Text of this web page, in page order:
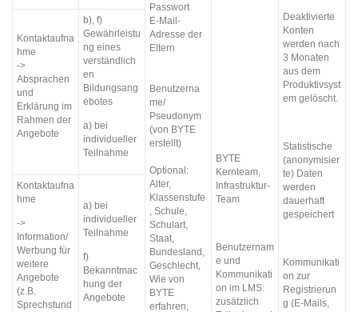
Passwort
E-Mail-
Adresse der
Eltern
Benutzerna
me/
Pseudonym
(von BYTE
erstellt)
Optional:
Alter,
Klassenstufe
, Schule,
Schulart,
Staat,
Bundesland,
Geschlecht,
Wie von
BYTE
erfahren,
BYTE
Kernteam,
Infrastruktur-
Team
Benutzernam
e und
Kommunikati
on im LMS:
zusätzlich
Deaktivierte
Konten
werden nach
3 Monaten
aus dem
Produktivsyst
em gelöscht.
Statistische
(anonymisier
te) Daten
werden
dauerhaft
gespeichert
Kommunikati
on zur
Registrierun
g (E-Mails,
Kontaktaufna
hme
->
Absprachen
und
Erklärung im
Rahmen der
Angebote
b), f)
Gewährleistu
ng eines
verständlich
en
Bildungsang
ebotes
a) bei
individueller
Teilnahme
Kontaktaufna
hme
->
Information/
Werbung für
weitere
Angebote
(z.B.
Sprechstund
a) bei
individueller
Teilnahme
f)
Bekanntmac
hung der
Angebote